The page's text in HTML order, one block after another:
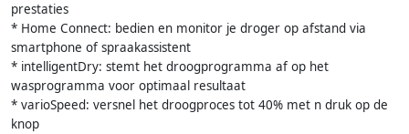
prestaties
* Home Connect: bedien en monitor je droger op afstand via
smartphone of spraakassistent
* intelligentDry: stemt het droogprogramma af op het
wasprogramma voor optimaal resultaat
* varioSpeed: versnel het droogproces tot 40% met n druk op de
knop